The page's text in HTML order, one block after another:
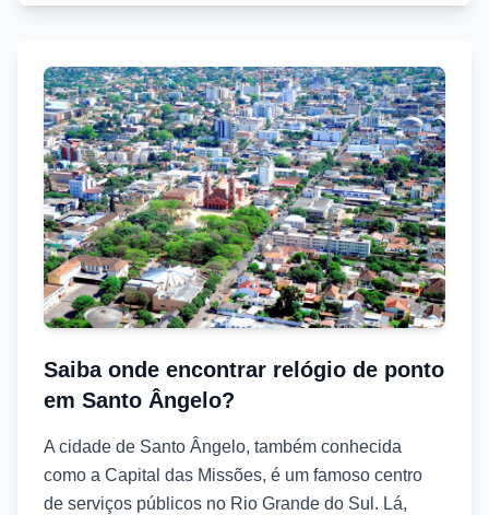
Saiba onde encontrar relógio de ponto
em Santo Ângelo?
A cidade de Santo Ângelo, também conhecida
como a Capital das Missões, é um famoso centro
de serviços públicos no Rio Grande do Sul. Lá,